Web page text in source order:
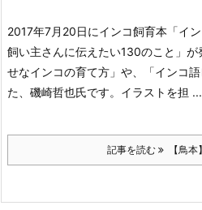
2017年7月20日にインコ飼育本「イ
飼い主さんに伝えたい130のこと」が
せなインコの育て方」や、「インコ
た、磯崎哲也氏です。イラストを担 ...
記事を読む 【鳥本